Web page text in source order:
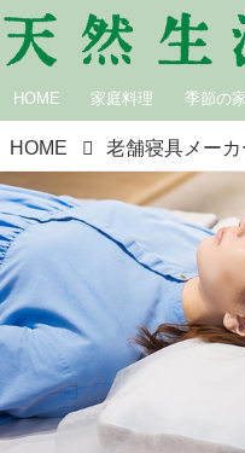
HOME 家庭料理 季節の
HOME